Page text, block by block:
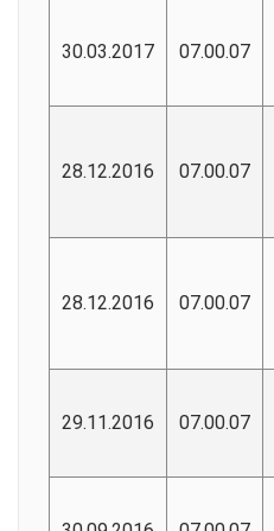
30.03.2017 07.00.07
28.12.2016 07.00.07
28.12.2016 07.00.07
29.11.2016 07.00.07